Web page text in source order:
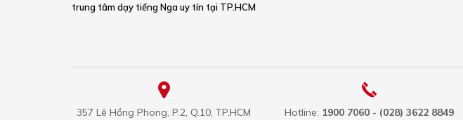
trung tâm dạy tiếng Nga uy tín tại TP.HCM
357 Lê Hồng Phong, P.2, Q.10, TP.HCM Hotline: 1900 7060 - (028) 3622 8849